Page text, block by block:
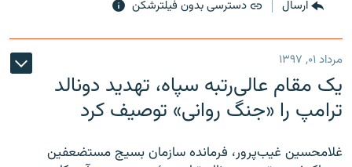
ارسال دسترسی بدون فیلترشکن
مرداد ۰۱, ۱۳۹۷
یک مقام عالی‌رتبه سپاه، تهدید دونالد
ترامپ را «جنگ روانی» توصیف کرد
غلامحسین غیب‌پرور، فرمانده سازمان بسیج مستضعفین